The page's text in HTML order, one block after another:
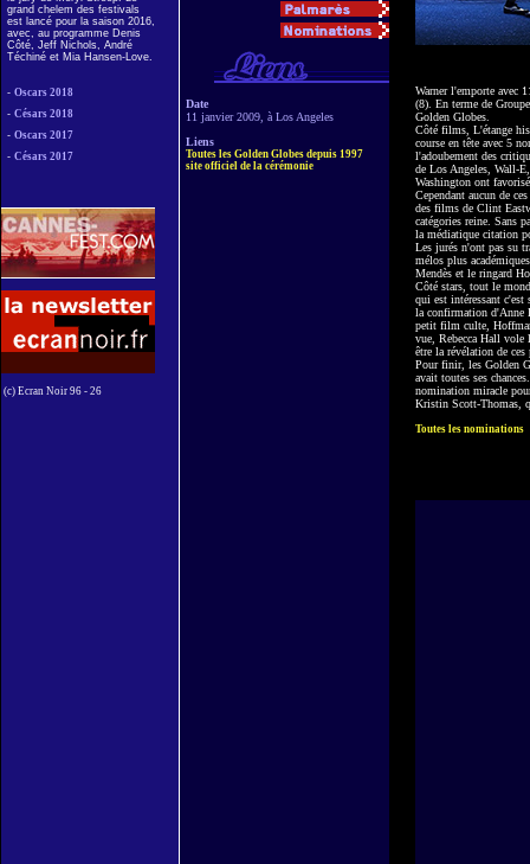
grand chelem des festivals
est lancé pour la saison 2016,
avec, au programme Denis
Côté, Jeff Nichols, André
Téchiné et Mia Hansen-Love.
- Oscars 2018
- Césars 2018
- Oscars 2017
- Césars 2017
(c) Ecran Noir 96 - 26
Date
11 janvier 2009, à Los Angeles
Liens
Toutes les Golden Globes depuis 1997
site officiel de la cérémonie
Warner l'emporte avec
(8). En terme de
Golden Globes.
Côté films, L'étange
course en tête avec 5
l'adoubement des
de Los Angeles, Wall-
Washington ont
Cependant aucun de
des films de Clint
catégories reine. Sans
la médiatique citation
Les jurés n'ont pas su
mélos plus
Mendès et le ringard
Côté stars, tout le
qui est intéressant
la confirmation d'Anne
petit film culte,
vue, Rebecca Hall vole
être la révélation de
Pour finir, les Golden
avait toutes ses
nomination miracle
Kristin Scott-Thomas,
Toutes les nominations